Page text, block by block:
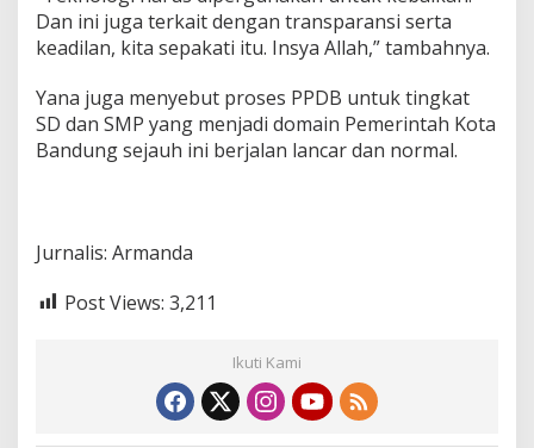
Dan ini juga terkait dengan transparansi serta
keadilan, kita sepakati itu. Insya Allah,” tambahnya.
Yana juga menyebut proses PPDB untuk tingkat
SD dan SMP yang menjadi domain Pemerintah Kota
Bandung sejauh ini berjalan lancar dan normal.
Jurnalis: Armanda
Post Views: 3,211
Ikuti Kami